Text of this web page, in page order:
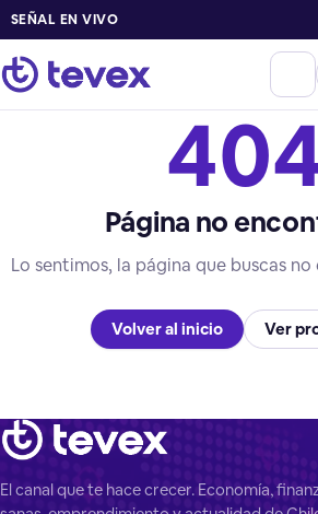
SEÑAL EN VIVO
Página no
Lo sentimos, la página que buscas
Volver al inicio Ver
El canal que te hace crecer. Economía,